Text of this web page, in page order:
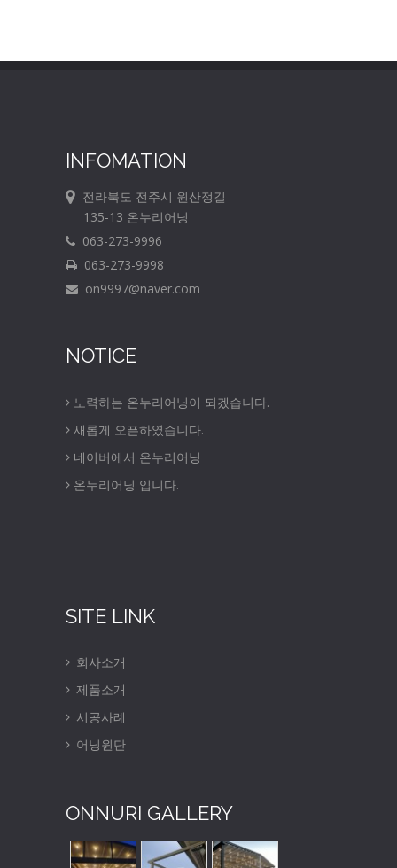
INFOMATION
전라북도 전주시 원산정길
135-13 온누리어닝
063-273-9996
063-273-9998
on9997@naver.com
NOTICE
노력하는 온누리어닝이 되겠습니다.
새롭게 오픈하였습니다.
네이버에서 온누리어닝
온누리어닝 입니다.
SITE LINK
회사소개
제품소개
시공사례
어닝원단
ONNURI GALLERY